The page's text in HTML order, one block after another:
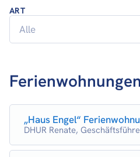
ART
„Haus Engel“
DHUR Renate,